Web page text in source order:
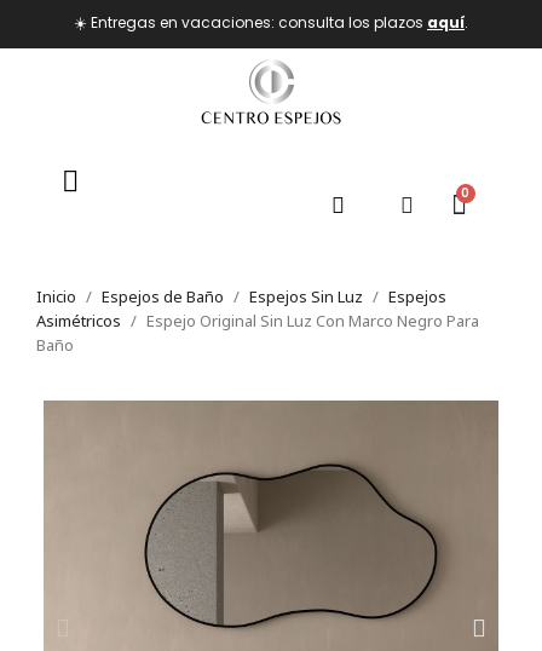
☀️ Entregas en vacaciones: consulta los plazos aquí.
Inicio Espejos de Baño Espejos Sin Luz
Espejos
Asimétricos
Espejo Original Sin Luz Con Marco Negro Para
Baño